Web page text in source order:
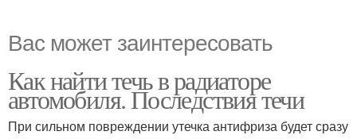
Вас может заинтересовать
Как найти течь в радиаторе
автомобиля. Последствия течи
При сильном повреждении утечка антифриза будет сразу